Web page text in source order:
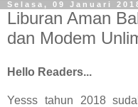
Selasa, 09 Januari
Liburan Aman
dan Modem
Hello Readers...
Yesss tahun 2018